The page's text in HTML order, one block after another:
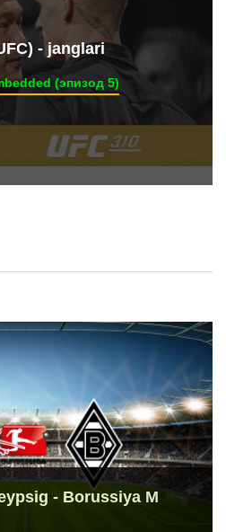
- janglari
(эпизод 5)
- Borussiya M